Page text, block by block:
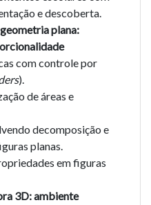
e descoberta.
plana:
com controle por
).
de áreas e
decomposição e
planas.
em figuras
3D: ambiente